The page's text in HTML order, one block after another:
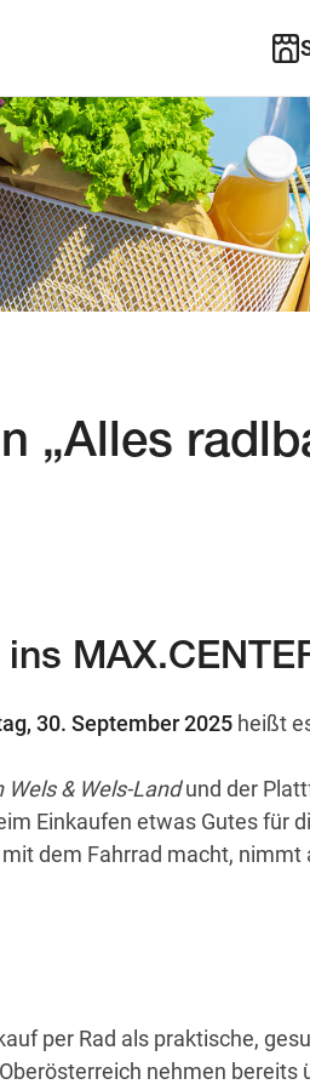
„Alles
30. September 2025heißt
& Wels-Landund der
Einkaufen etwas Gutes für
dem Fahrrad macht,
per Rad als praktische,
nehmen bereits